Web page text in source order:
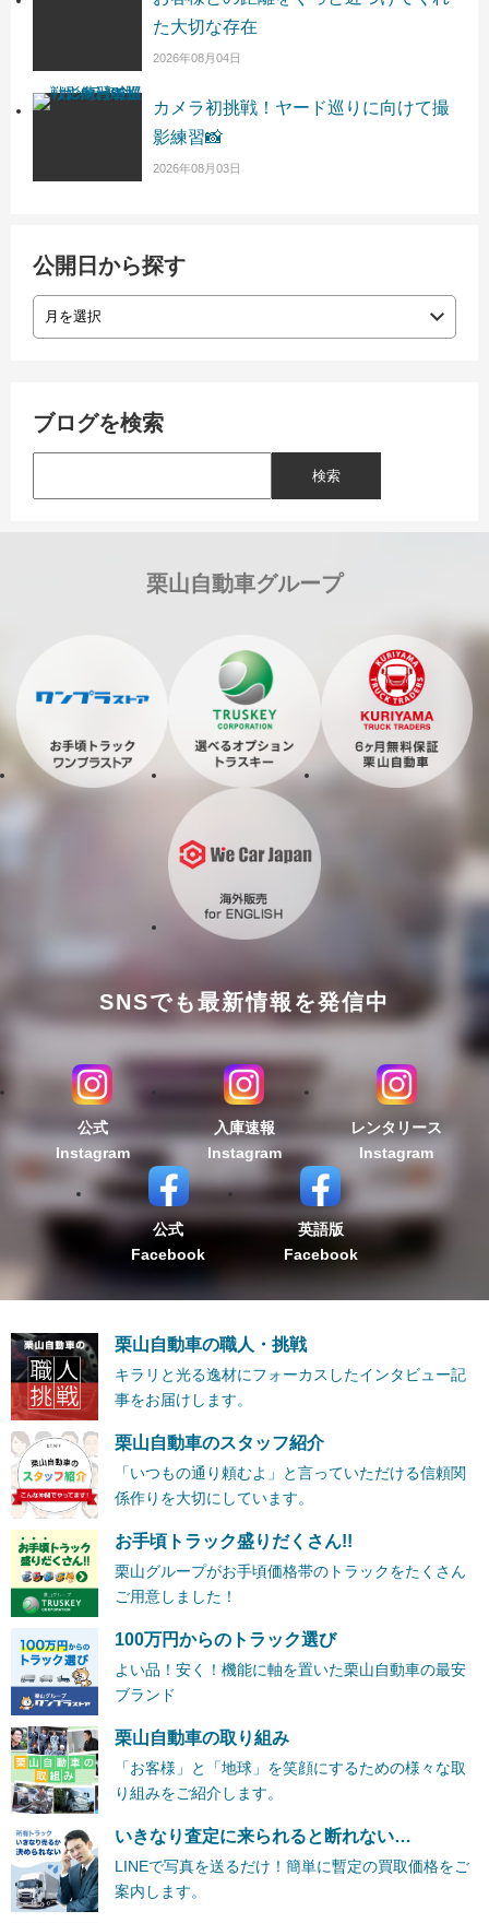
た大切な存在
2026年08月04日
カメラ初挑戦！ヤード巡りに向けて撮
影練習📸
2026年08月03日
公開日から探す
ブログを検索
栗山自動車グループ
SNSでも最新情報を発信中
公式
Instagram
入庫速報
Instagram
レンタリース
Instagram
公式
Facebook
英語版
Facebook
栗山自動車の職人・挑戦
キラリと光る逸材にフォーカスしたインタビュー記
事をお届けします。
栗山自動車のスタッフ紹介
「いつもの通り頼むよ」と言っていただける信頼関
係作りを大切にしています。
お手頃トラック盛りだくさん!!
栗山グループがお手頃価格帯のトラックをたくさん
ご用意しました！
100万円からのトラック選び
よい品！安く！機能に軸を置いた栗山自動車の最安
ブランド
栗山自動車の取り組み
「お客様」と「地球」を笑顔にするための様々な取
り組みをご紹介します。
いきなり査定に来られると断れない…
LINEで写真を送るだけ！簡単に暫定の買取価格をご
案内します。